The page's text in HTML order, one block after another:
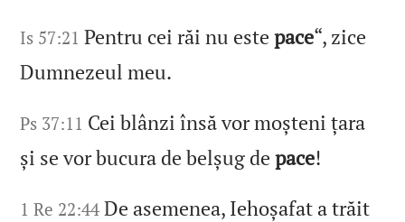
Is 57:21 Pentru cei răi nu estepace“, zice
Dumnezeul meu.
Ps 37:11 Cei blânzi însă vor moșteni țara
și se vor bucura de belșug depace!
1 Re 22:44 De asemenea, Iehoșafat a trăit